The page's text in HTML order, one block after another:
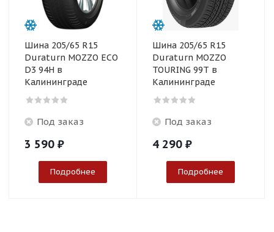
Шина 205/65 R15
Duraturn MOZZO ECO
D3 94H в
Калининграде
Под заказ
3 590 ₽
Подробнее
Шина 205/65 R15
Duraturn MOZZO
TOURING 99T в
Калининграде
Под заказ
4 290 ₽
Подробнее